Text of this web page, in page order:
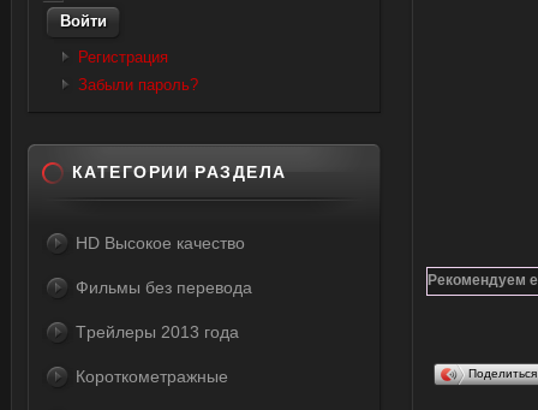
Рекомендуем
Регистрация
Забыли пароль?
КАТЕГОРИИ РАЗДЕЛА
HD Высокое качество
Фильмы без перевода
Tрейлеры 2013 года
Короткометражные